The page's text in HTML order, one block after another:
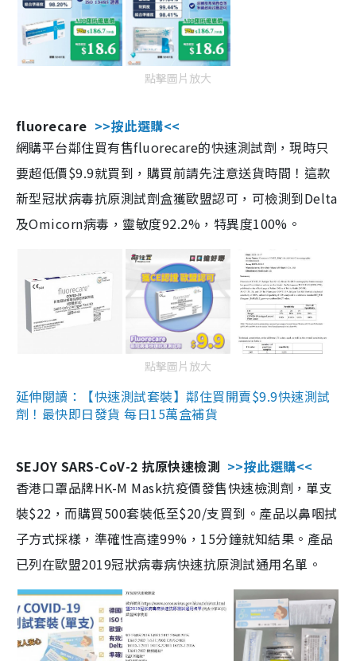
點擊圖片放大
fluorecare >>按此選購<<
網購平台鄰住買有售fluorecare的快速測試劑，現時只
要超低價$9.9就買到，購買前請先注意送貨時間！這款
新型冠狀病毒抗原測試劑盒獲歐盟認可，可檢測到Delta
及Omicorn病毒，靈敏度92.2%，特異度100%。
點擊圖片放大
延伸閱讀：【快速測試套裝】鄰住買開賣$9.9快速測試
劑！最快即日發貨 每日15萬盒補貨
SEJOY SARS-CoV-2 抗原快速檢測 >>按此選購<<
香港口罩品牌HK-M Mask抗疫價發售快速檢測劑，單支
裝$22，而購買500套裝低至$20/支買到。產品以鼻咽拭
子方式採樣，準確性高達99%，15分鐘就知結果。產品
已列在歐盟2019冠狀病毒病快速抗原測試通用名單。